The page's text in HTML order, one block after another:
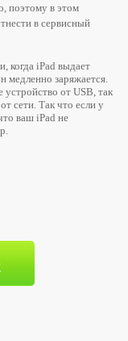
поэтому в этом
в сервисный
когда iPad выдает
медленно заряжается.
устройство от USB, так
сети. Так что если у
ваш iPad не